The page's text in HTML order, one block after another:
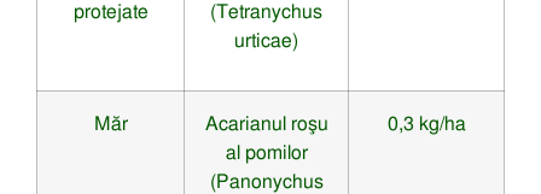
protejate
(Tetranychus
urticae)
Măr
Acarianul roşu
al pomilor
(Panonychus
0,3 kg/ha